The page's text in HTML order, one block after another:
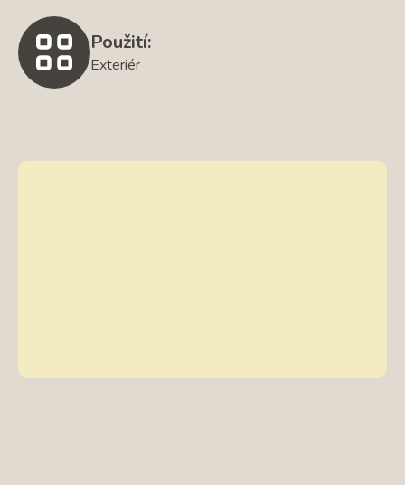
Použití:
Exteriér